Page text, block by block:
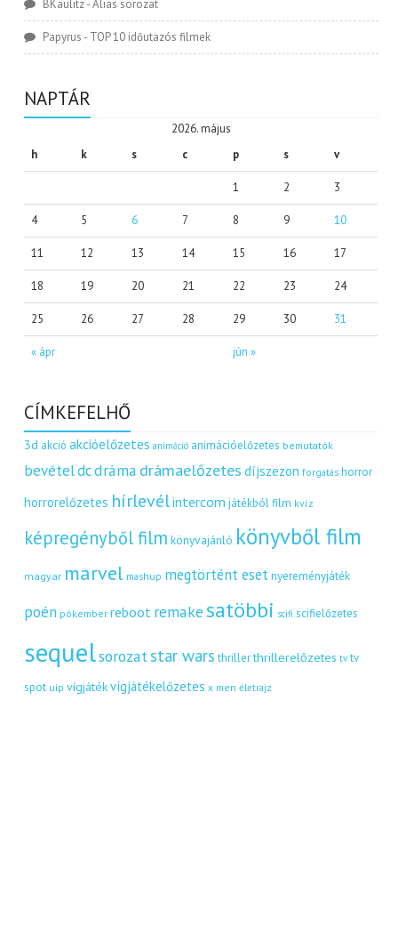
BKaulitz-Alias sorozat
Papyrus - TOP 10 időutazós filmek
NAPTÁR
2026. május
h
k s c p s v
« ápr jún »
1 2 3
4 5 6 7 8 9 10
11 12 13 14 15 16 17
18 19 20 21 22 23 24
25 26 27 28 29 30 31
CÍMKEFELHŐ
3d akció akcióelőzetes animáció animációelőzetes bemutatók
bevételdcdráma drámaelőzetes díjszezon forgatás horror
horrorelőzetes hírlevélintercom játékból film kvíz
képregényből film könyvajánló könyvből film
magyar marvel mashup megtörtént eset nyereményjáték
poén pókember reboot remakesatöbbi scifi scifielőzetes
sequelsorozatstar wars thriller thrillerelőzetes tv tv
spot uip vígjátékvígjátékelőzetes x men életrajz